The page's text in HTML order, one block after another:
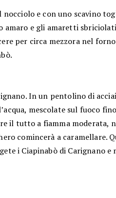
e con uno scavino
amaro e gli amaretti
per circa mezzora nel forno
In un pentolino di
mescolate sul fuoco
il tutto a fiamma moderata,
comincerà a caramellare.
i Ciapinabò di Carignano e